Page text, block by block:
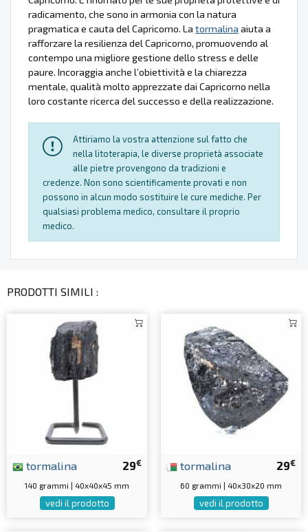
radicamento, che sono in armonia con la natura
pragmatica e cauta del Capricorno. La tormalina aiuta a
rafforzare la resilienza del Capricorno, promuovendo al
contempo una migliore gestione dello stress e delle
paure. Incoraggia anche l’obiettività e la chiarezza
mentale, qualità molto apprezzate dai Capricorno nella
loro costante ricerca del successo e della realizzazione.
Attiriamo la vostra attenzione sul fatto che
nella litoterapia, le diverse proprietà associate
alle pietre provengono da tradizioni e
credenze. Non sono scientificamente provati e non
possono in alcun modo sostituire le cure mediche. Per
qualsiasi problema medico, consultare il proprio
medico.
PRODOTTI SIMILI :
29€
tormalina
140 grammi | 40x40x45 mm
vedi il prodotto
29€
tormalina
60 grammi | 40x30x20 mm
vedi il prodotto